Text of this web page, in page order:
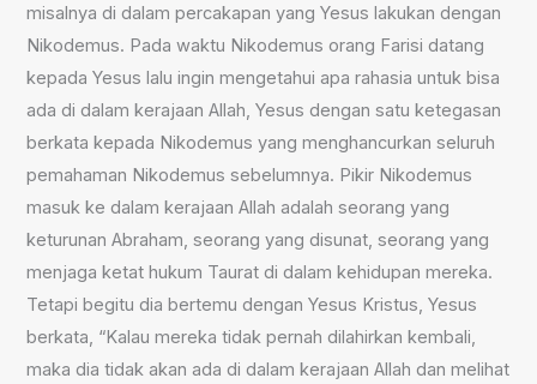
misalnya di dalam percakapan yang Yesus lakukan dengan
Nikodemus. Pada waktu Nikodemus orang Farisi datang
kepada Yesus lalu ingin mengetahui apa rahasia untuk bisa
ada di dalam kerajaan Allah, Yesus dengan satu ketegasan
berkata kepada Nikodemus yang menghancurkan seluruh
pemahaman Nikodemus sebelumnya. Pikir Nikodemus
masuk ke dalam kerajaan Allah adalah seorang yang
keturunan Abraham, seorang yang disunat, seorang yang
menjaga ketat hukum Taurat di dalam kehidupan mereka.
Tetapi begitu dia bertemu dengan Yesus Kristus, Yesus
berkata, “Kalau mereka tidak pernah dilahirkan kembali,
maka dia tidak akan ada di dalam kerajaan Allah dan melihat